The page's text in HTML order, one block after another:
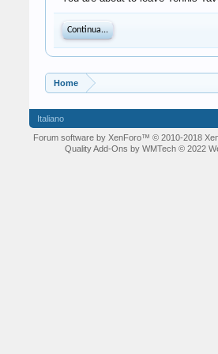
Continua...
Home
Italiano
Forum software by XenForo™ © 2010-2018
Quality Add-Ons by WMTech © 2022